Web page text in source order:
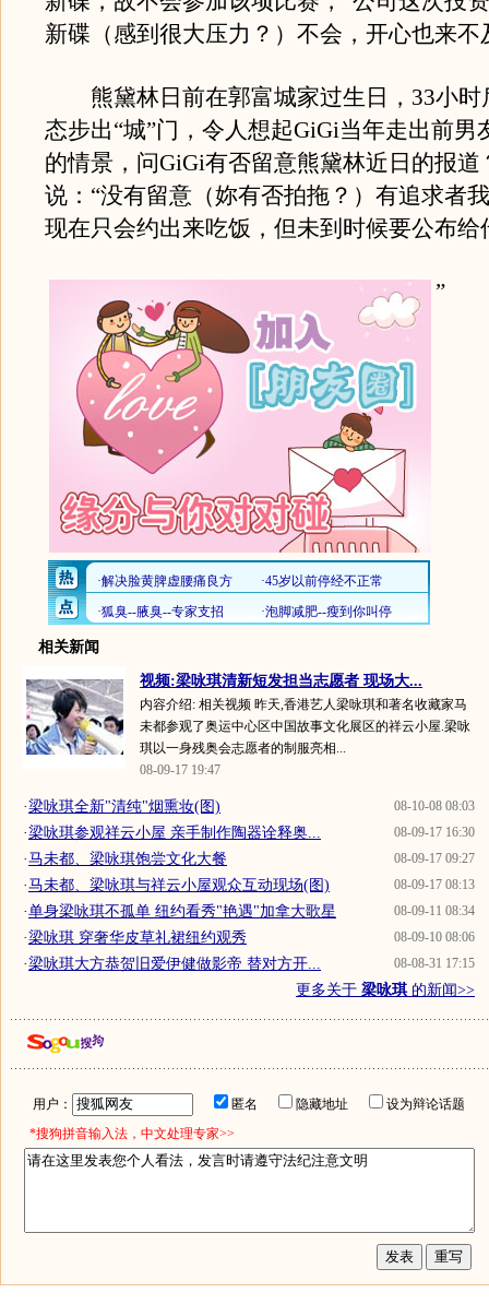
新碟（感到很大压力？）不会，开心也来不
熊黛林日前在郭富城家过生日，33小时
态步出“城”门，令人想起GiGi当年走出前男
的情景，问GiGi有否留意熊黛林近日的报道
说：“没有留意（妳有否拍拖？）有追求者
现在只会约出来吃饭，但未到时候要公布给
”
相关新闻
视频:梁咏琪清新短发担当志愿者 现场大...
内容介绍: 相关视频 昨天,香港艺人梁咏琪和著名收藏家马
未都参观了奥运中心区中国故事文化展区的祥云小屋.梁咏
琪以一身残奥会志愿者的制服亮相...
08-09-17 19:47
08-10-08 08:03
·梁咏琪全新"清纯"烟熏妆(图)
08-09-17 16:30
·梁咏琪参观祥云小屋 亲手制作陶器诠释奥...
08-09-17 09:27
·马未都、梁咏琪饱尝文化大餐
08-09-17 08:13
·马未都、梁咏琪与祥云小屋观众互动现场(图)
08-09-11 08:34
·单身梁咏琪不孤单 纽约看秀"艳遇"加拿大歌星
08-09-10 08:06
·梁咏琪 穿奢华皮草礼裙纽约观秀
08-08-31 17:15
·梁咏琪大方恭贺旧爱伊健做影帝 替对方开...
更多关于 梁咏琪的新闻>>
用户： 匿名 隐藏地址
设为辩论话题
*搜狗拼音输入法，中文处理专家>>